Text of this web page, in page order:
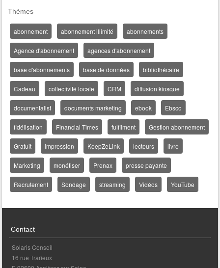
Thèmes
abonnement abonnement illimité abonnements
Agence d'abonnement agences d'abonnement
base d'abonnements base de données bibliothécaire
Cadeau collectivité locale CRM diffusion kiosque
documentalist documents marketing ebook Ebsco
fidélisation Financial Times fulfilment Gestion abonnement
Gratuit impression KeepZeLink lecteurs livre
Marketing monétiser Prenax presse payante
Recrutement Sondage streaming Vidéos YouTube
Contact
Solaris Conseil
16 rue Trarieux